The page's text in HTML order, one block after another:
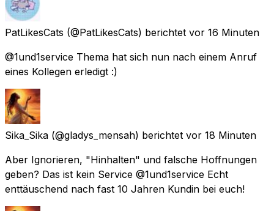
PatLikesCats (@PatLikesCats) berichtet vor 16 Minuten
@1und1service Thema hat sich nun nach einem Anruf
eines Kollegen erledigt :)
Sika_Sika (@gladys_mensah) berichtet vor 18 Minuten
Aber Ignorieren, "Hinhalten" und falsche Hoffnungen
geben? Das ist kein Service @1und1service Echt
enttäuschend nach fast 10 Jahren Kundin bei euch!